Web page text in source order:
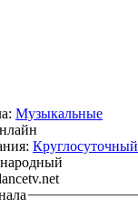
Музыкальные
Круглосуточный